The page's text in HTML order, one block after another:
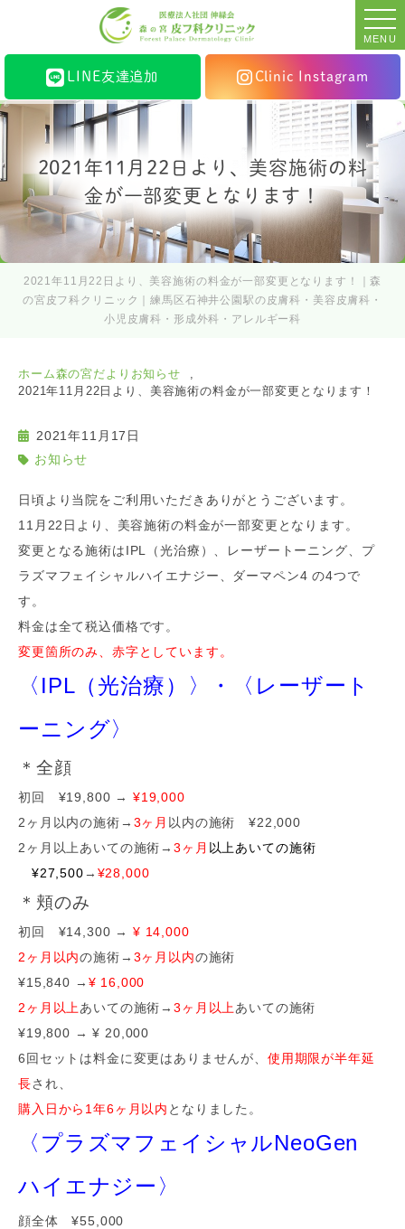
MENU
LINE友達追加 Clinic Instagram
2021年11月22日より、美容施術の料
金が一部変更となります！
2021年11月22日より、美容施術の料金が一部変更となります！｜森
の宮皮フ科クリニック｜練馬区石神井公園駅の皮膚科・美容皮膚科・
小児皮膚科・形成外科・アレルギー科
ホーム森の宮だより お知らせ
2021年11月22日より、美容施術の料金が一部変更となります！
2021年11月17日
お知らせ
日頃より当院をご利用いただきありがとうございます。
11月22日より、美容施術の料金が一部変更となります。
変更となる施術はIPL（光治療）、レーザートーニング、プ
ラズマフェイシャルハイエナジー、ダーマペン4 の4つで
す。
料金は全て税込価格です。
変更箇所のみ、赤字としています。
〈IPL（光治療）〉・〈レーザート
ーニング〉
＊全顔
初回 ¥19,800 → ¥19,000
2ヶ月以内の施術→ 3ヶ月 以内の施術 ¥22,000
2ヶ月以上あいての施術→3ヶ月 以上あいての施術
¥27,500→ ¥28,000
＊頬のみ
初回 ¥14,300 → ¥ 14,000
2ヶ月以内の施術→ 3ヶ月以内の施術
¥15,840 → ¥ 16,000
2ヶ月以上あいての施術→3ヶ月以上あいての施術
¥19,800 → ¥ 20,000
6回セットは料金に変更はありませんが、 使用期限が半年延
長され、
購入日から1年6ヶ月以内 となりました。
〈プラズマフェイシャルNeoGen
ハイエナジー〉
顔全体 ¥55,000